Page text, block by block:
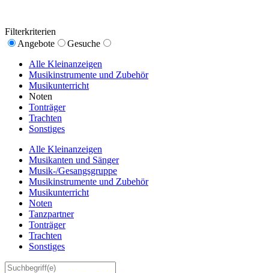
Filterkriterien
Angebote
Gesuche
Alle Kleinanzeigen
Musikinstrumente und Zubehör
Musikunterricht
Noten
Tonträger
Trachten
Sonstiges
Alle Kleinanzeigen
Musikanten und Sänger
Musik-/Gesangsgruppe
Musikinstrumente und Zubehör
Musikunterricht
Noten
Tanzpartner
Tonträger
Trachten
Sonstiges